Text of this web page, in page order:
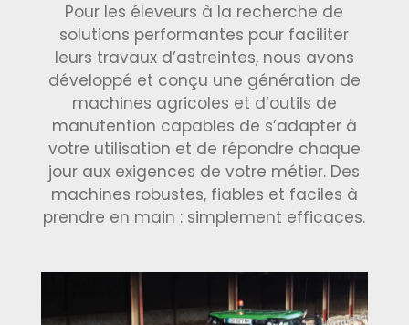
Pour les éleveurs à la recherche de
solutions performantes pour faciliter
leurs travaux d’astreintes, nous avons
développé et conçu une génération de
machines agricoles et d’outils de
manutention capables de s’adapter à
votre utilisation et de répondre chaque
jour aux exigences de votre métier. Des
machines robustes, fiables et faciles à
prendre en main : simplement efficaces.